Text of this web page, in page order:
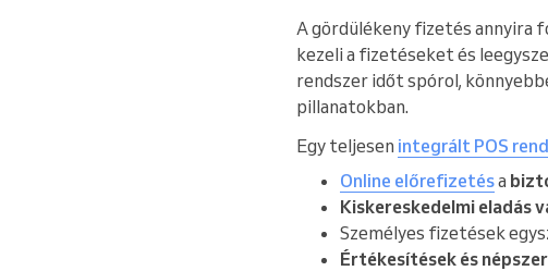
A gördülékeny fizetés annyira
kezeli a fizetéseket és
rendszer időt spórol,
pillanatokban.
Egy teljesen integrált POS
Online előrefizetésa
Kiskereskedelmi eladás
Személyes fizetések
Értékesítések és